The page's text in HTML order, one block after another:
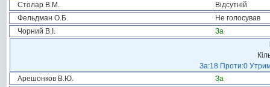
Столар В.М.
Відсутній
Фельдман О.Б.
Не голосував
Чорний В.І.
За
За:18 Проти:0
Арешонков В.Ю.
За